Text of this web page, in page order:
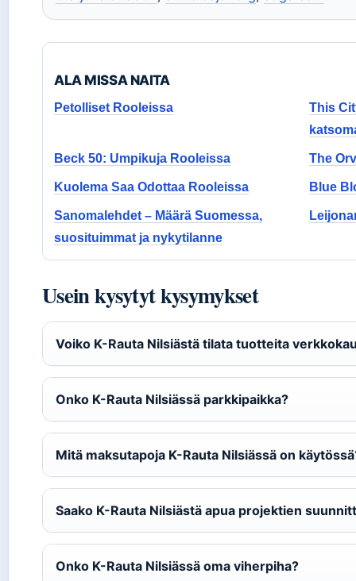
ALA MISSA NAITA
Petolliset Rooleissa
This
Beck 50: Umpikuja Rooleissa The
Kuolema Saa Odottaa Rooleissa Blue
Sanomalehdet – Määrä Suomessa,
suosituimmat ja nykytilanne
Usein kysytyt kysymykset
Voiko K-Rauta Nilsiästä tilata tuotteita
Onko K-Rauta Nilsiässä parkkipaikka?
Mitä maksutapoja K-Rauta Nilsiässä on
Saako K-Rauta Nilsiästä apua projektien
Onko K-Rauta Nilsiässä oma viherpiha?